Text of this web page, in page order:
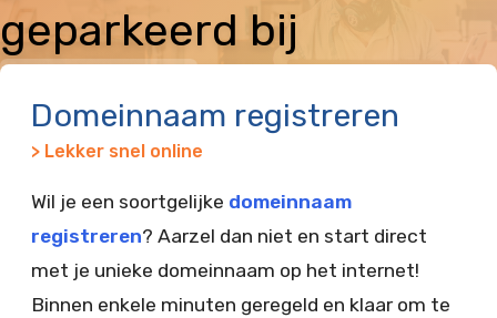
geparkeerd bij
Domeinnaam registreren
> Lekker snel online
Wil je een soortgelijke domeinnaam
registreren? Aarzel dan niet en start direct
met je unieke domeinnaam op het internet!
Binnen enkele minuten geregeld en klaar om te